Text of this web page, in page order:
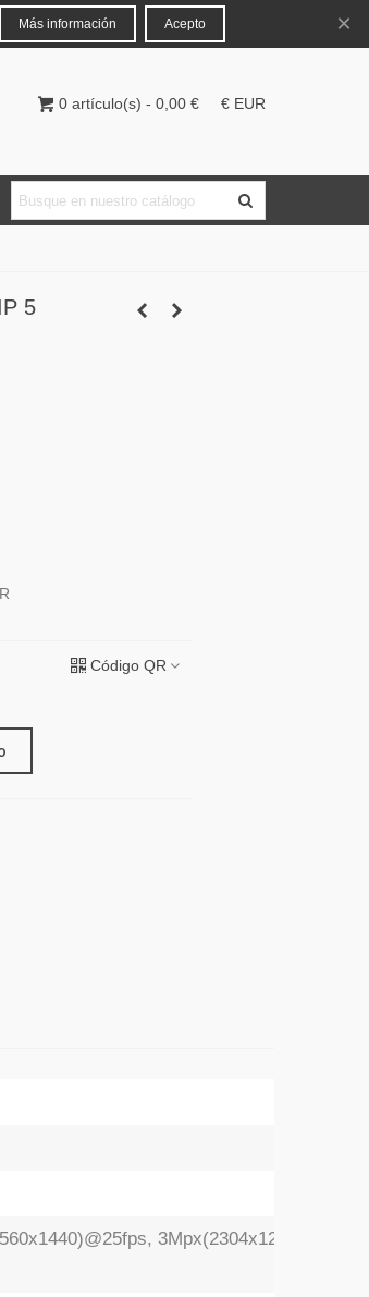
Español Iniciar sesión
0 artículo(s) - 0,00 € € EUR
5
Código QR
Más información Acepto ×